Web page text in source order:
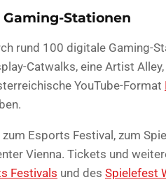
Stationen
rund 100 digitale Gaming-
Catwalks, eine Artist
YouTube-Format
Esports Festival, zum
Vienna. Tickets und
Festivals und des Spielefest